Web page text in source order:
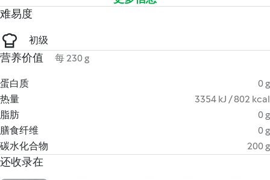
难易度
初级
营养价值 每 230 g
蛋白质
0 g
热量
3354 kJ / 802 kcal
脂肪
0 g
膳食纤维
0 g
碳水化合物
200 g
还收录在